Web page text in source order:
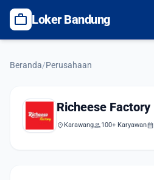
work Loker Bandung
Beranda/Perusahaan
Richeese Factory
location_on Karawanggroup100+ Karyawancalendar_month